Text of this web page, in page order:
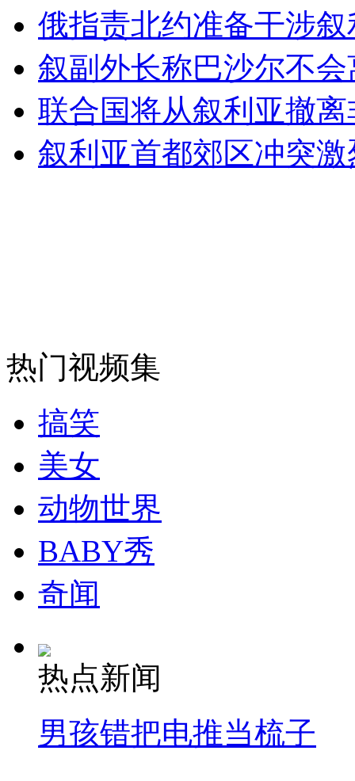
外交部：反对强权政治霸凌主义
外交部：有关国家言论片面不公正
纽约上演“枕头大战”
司机酒驾遇交警 急速倒车逃窜
俄指责北约准备干涉
叙副外长称巴沙尔不
联合国将从叙利亚撤
叙利亚首都郊区冲突
热门视频集
搞笑
美女
动物世界
BABY秀
奇闻
热点新闻
男孩错把电推当梳子